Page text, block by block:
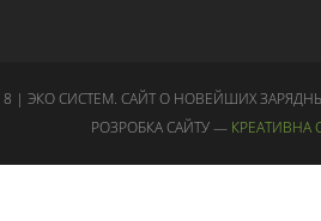
| ЭКО СИСТЕМ. САЙТ О НОВЕЙШИХ
РОЗРОБКА САЙТУ — КРЕАТИВНА